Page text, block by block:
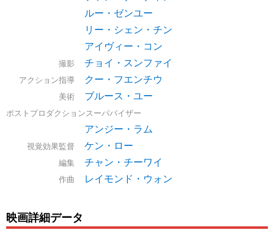
ルー・ゼンユー
リー・シェン・チン
アイヴィー・コン
撮影 チョイ・スンファイ
アクション指導 クー・フエンチウ
美術 ブルース・ユー
ポストプロダクションスーパバイザー
アンジー・ラム
視覚効果監督 ケン・ロー
編集 チャン・チーワイ
作曲 レイモンド・ウォン
映画詳細データ